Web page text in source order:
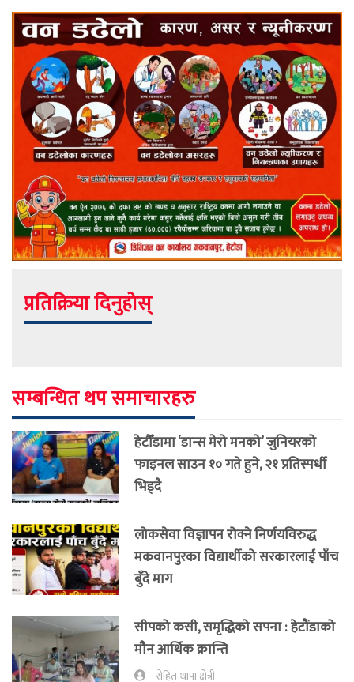
प्रतिक्रिया दिनुहोस्
सम्बन्धित थप समाचारहरु
हेटौँडामा ‘डान्स मेरो मनको’ जुनियरको
फाइनल साउन १० गते हुने, २१ प्रतिस्पर्धी
भिड्दै
लोकसेवा विज्ञापन रोक्ने निर्णयविरुद्ध
मकवानपुरका विद्यार्थीको सरकारलाई पाँच
बुँदे माग
सीपको कसी, समृद्धिको सपना : हेटौंडाको
मौन आर्थिक क्रान्ति
रोहित थापा क्षेत्री